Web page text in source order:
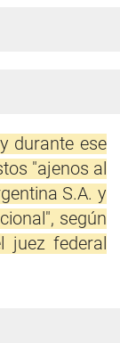
durante ese
"ajenos al
S.A. y
según
juez federal